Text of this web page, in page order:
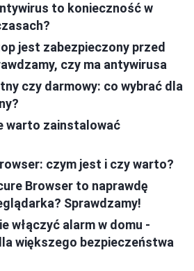
to konieczność w
jest zabezpieczony przed
czy ma antywirusa
czy darmowy: co wybrać dla
warto zainstalować
czym jest i czy warto?
Browser to naprawdę
Sprawdzamy!
włączyć alarm w domu -
większego bezpieczeństwa